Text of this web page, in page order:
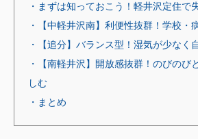
・まずは知っておこう！軽井沢定住で
・【中軽井沢南】利便性抜群！学校・
・【追分】バランス型！湿気が少なく
・【南軽井沢】開放感抜群！のびのび
しむ
・まとめ